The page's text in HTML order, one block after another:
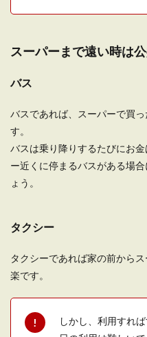
もお
テリアし
いでしょ
う。そん
スーパーまで遠い時は
バス
バスであれば、スーパーで買
す。
バスは乗り降りするたびにお
ー近くに停まるバスがある場
ょう。
タクシー
タクシーであれば家の前から
楽です。
しかし、利用すれ